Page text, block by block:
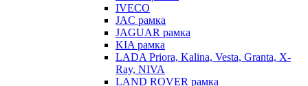
IVECO
JAC рамка
JAGUAR рамка
KIA рамка
LADA Priora, Kalina, Vesta, Granta, X-
Ray, NIVA
LAND ROVER рамка